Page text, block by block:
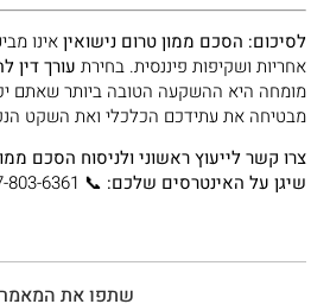
לסיכום: הסכם ממון טרום נישואיןאינו
אחריות ושקיפות פיננסית. בחירת עורך דין
מומחה היא ההשקעה הטובה ביותר שאתם
מבטיחה את עתידכם הכלכלי ואת השקט
צרו קשר לייעוץ ראשוני ולניסוח הסכם
שיגן על האינטרסים שלכם: 📞 077-803-6361
שתפו את